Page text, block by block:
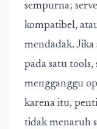
sempurna;
kompatibel,
mendadak.
pada satu
mengganggu
karena itu,
tidak menaruh